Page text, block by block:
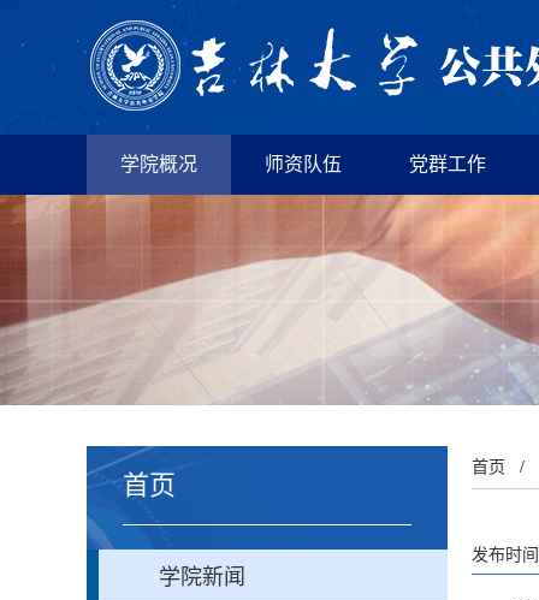
学院概况 师资队伍 党群工作
首页
学院新闻
首页 /
发布时